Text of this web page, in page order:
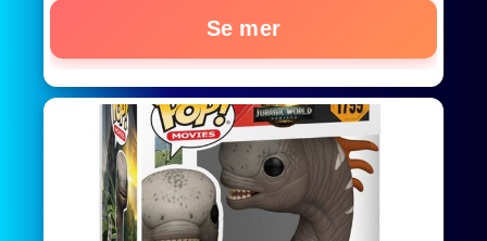
Se mer